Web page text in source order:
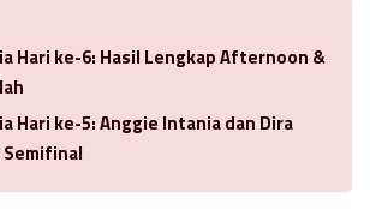
Hari ke-6: Hasil Lengkap Afternoon &
Hari ke-5: Anggie Intania dan Dira